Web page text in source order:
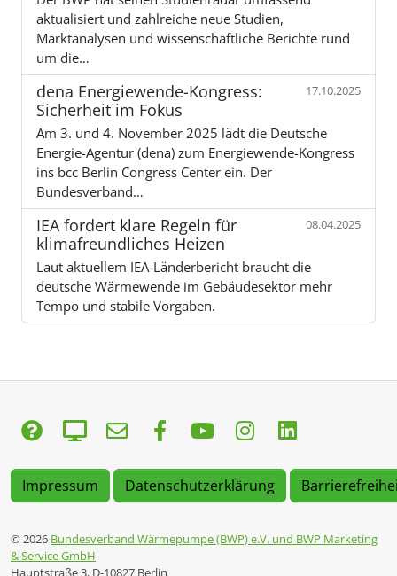
aktualisiert und zahlreiche neue Studien,
Marktanalysen und wissenschaftliche Berichte rund
um die…
dena Energiewende-Kongress:
Sicherheit im Fokus
17.10.2025
Am 3. und 4. November 2025 lädt die Deutsche
Energie-Agentur (dena) zum Energiewende-Kongress
ins bcc Berlin Congress Center ein. Der
Bundesverband…
IEA fordert klare Regeln für
klimafreundliches Heizen
08.04.2025
Laut aktuellem IEA-Länderbericht braucht die
deutsche Wärmewende im Gebäudesektor mehr
Tempo und stabile Vorgaben.
Impressum Datenschutzerklärung
© 2026 Bundesverband Wärmepumpe (BWP) e.V. und BWP Marketing
& Service GmbH
Hauptstraße 3, D-10827 Berlin